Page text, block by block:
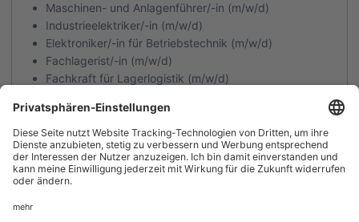
Maschinen- und Anlagenführer/-in (m/w/d)
Industrieelektriker/-in (m/w/d)
Elektroniker/-in für Betriebstechnik (m/w/d)
Fachlagerist/-in (m/w/d)
Fachkraft für Lagerlogistik (m/w/d)
Zurück